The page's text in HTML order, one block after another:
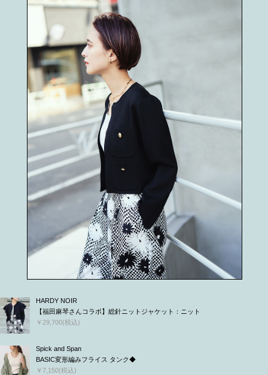
HARDY NOIR
【福田麻琴さんコラボ】総針ニットジャケット：ニット
￥29,700(税込)
Spick and Span
BASIC変形編みフライス タンク◆
￥7,150(税込)